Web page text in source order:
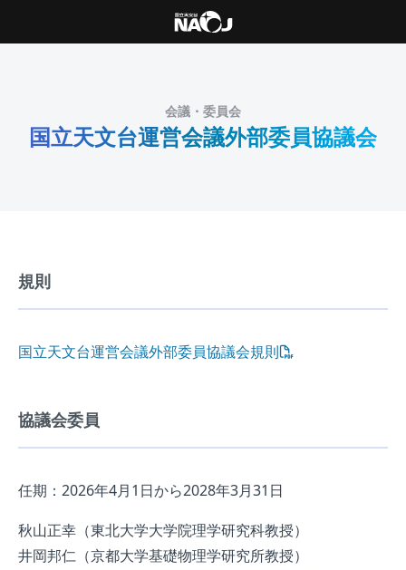
会議・委員会
国立天文台運営会議外部委員協議会
規則
国立天文台運営会議外部委員協議会規則
協議会委員
任期：2026年4月1日から2028年3月31日
秋山正幸（東北大学大学院理学研究科教授）
井岡邦仁（京都大学基礎物理学研究所教授）